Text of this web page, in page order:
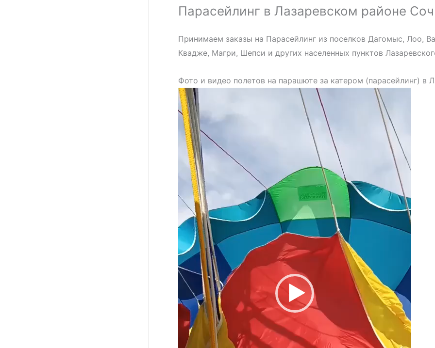
Парасейлинг в Лазаревском районе
Принимаем заказы на Парасейлинг из поселков Дагомыс, Лоо,
Квадже, Магри, Шепси и других населенных пунктов
Фото и видео полетов на парашюте за катером (парасейлинг) в
Видеоплеер